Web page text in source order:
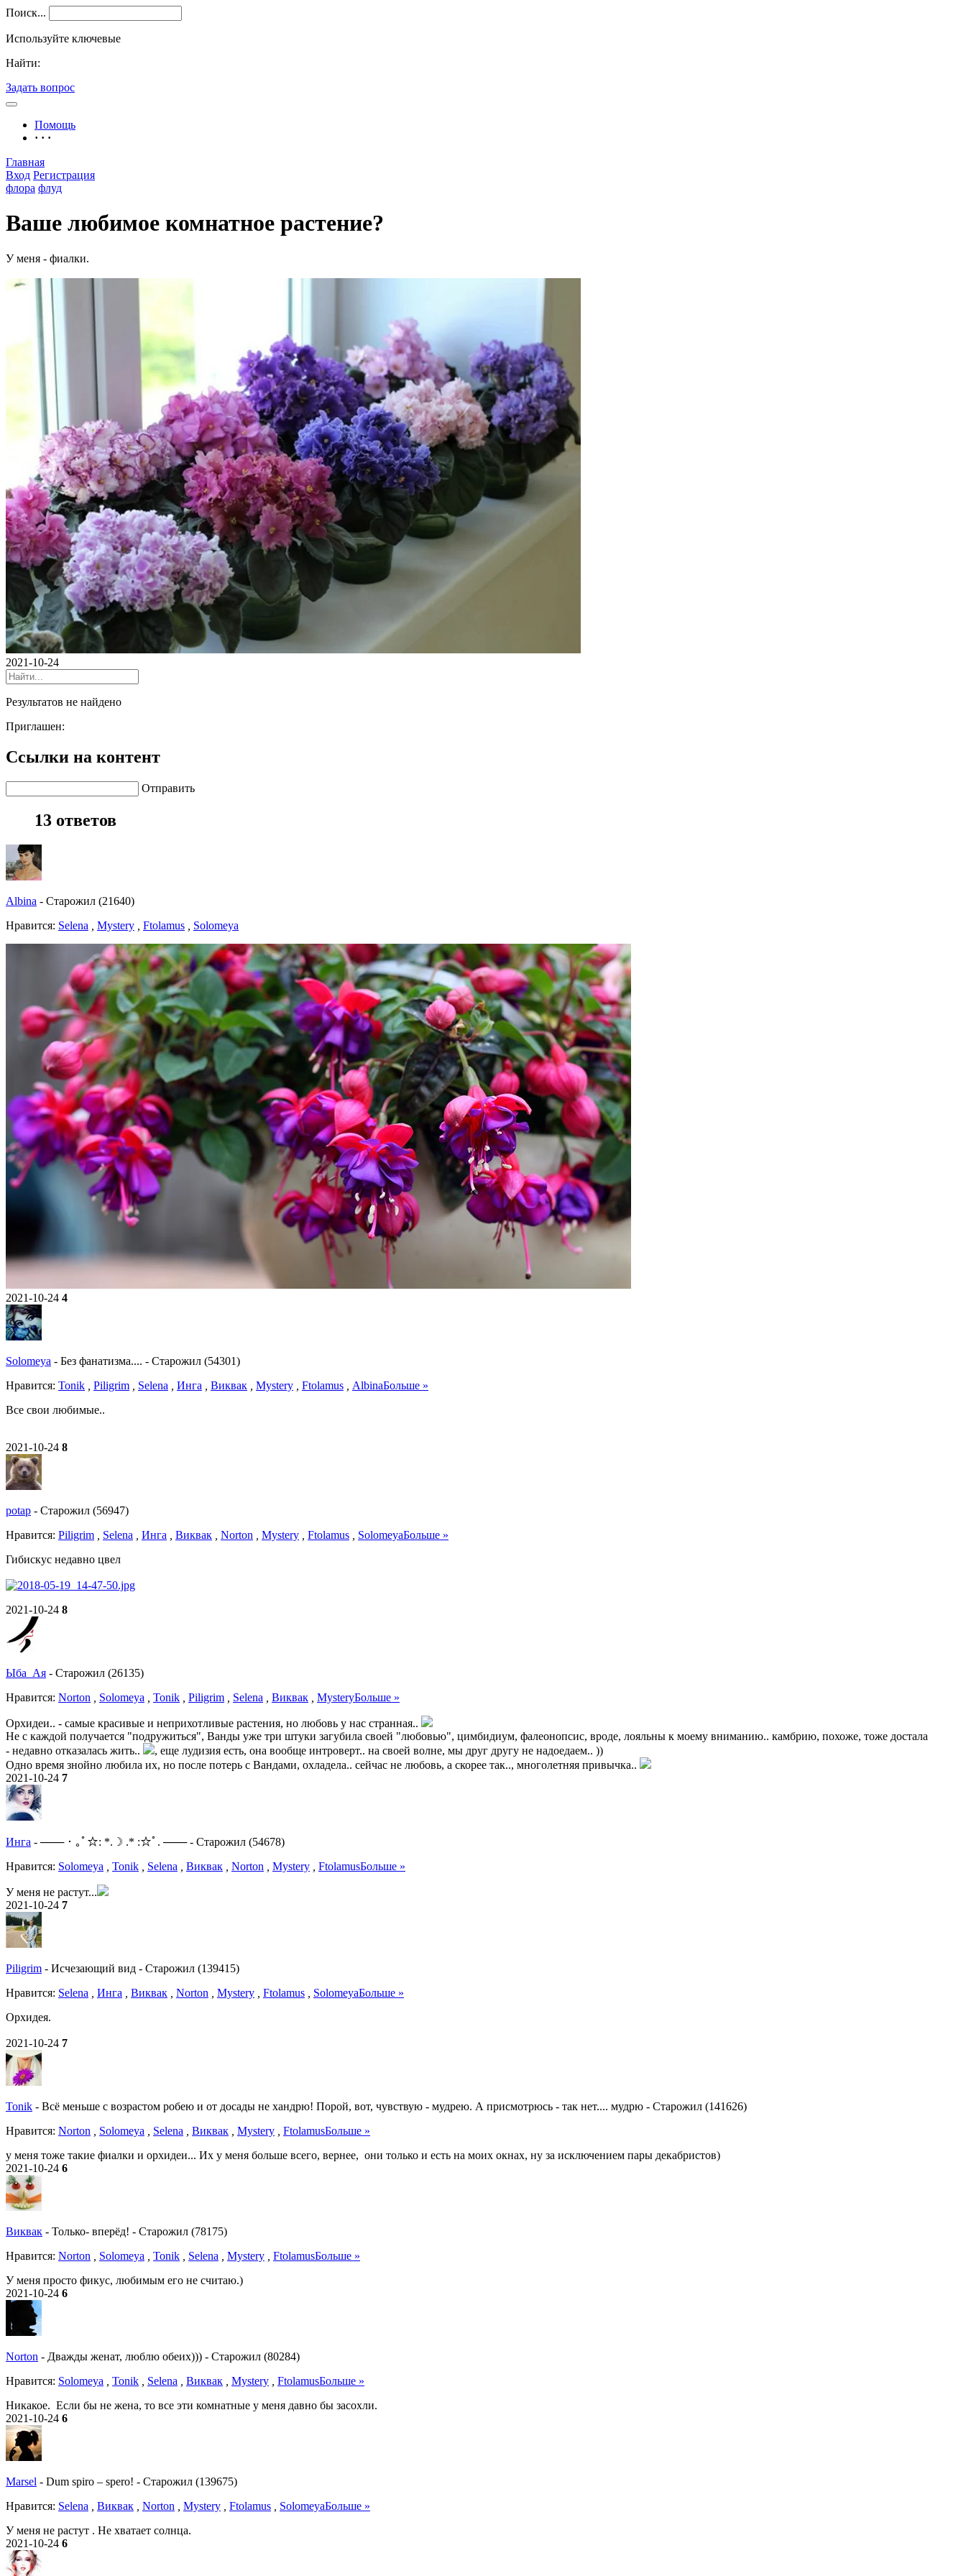
Поиск...
Используйте ключевые
Найти:
Задать вопрос
Помощь
· · ·
Главная
Вход Регистрация
флора флуд
Ваше любимое комнатное растение?
У меня - фиалки.
2021-10-24
Результатов не найдено
Приглашен:
Ссылки на контент
Отправить
13 ответов
Albina - Старожил (21640)
Нравитcя: Selena Mystery Ftolamus Solomeya
2021-10-24 4
Solomeya - Без фанатизма.... - Старожил (54301)
Нравитcя: Tonik Piligrim Selena Инга Виквак Mystery Ftolamus AlbinaБольше »
Все свои любимые..
2021-10-24 8
potap - Старожил (56947)
Нравитcя: Piligrim Selena Инга Виквак Norton Mystery Ftolamus SolomeyaБольше »
Гибискус недавно цвел
2021-10-24 8
Ыба_Ая - Старожил (26135)
Нравитcя: Norton Solomeya Tonik Piligrim Selena Виквак MysteryБольше »
Орхидеи.. - самые красивые и неприхотливые растения, но любовь у нас странная..
Не с каждой получается "подружиться", Ванды уже три штуки загубила своей "любовью", цимбидиум, фалеонопсис, вроде, лояльны к моему вниманию.. камбрию, похоже, тоже достала
- недавно отказалась жить..
, еще лудизия есть, она вообще интроверт.. на своей волне, мы друг другу не надоедаем.. ))
Одно время знойно любила их, но после потерь с Вандами, охладела.. сейчас не любовь, а скорее так.., многолетняя привычка..
2021-10-24 7
Инга - ─── ･ ｡ﾟ☆: *.☽ .* :☆ﾟ. ─── - Старожил (54678)
Нравитcя: Solomeya Tonik Selena Виквак Norton Mystery FtolamusБольше »
У меня не растут...
2021-10-24 7
Piligrim - Исчезающий вид - Старожил (139415)
Нравитcя: Selena Инга Виквак Norton Mystery Ftolamus SolomeyaБольше »
Орхидея.
2021-10-24 7
Tonik - Всё меньше с возрастом робею и от досады не хандрю! Порой, вот, чувствую - мудрею. А присмотрюсь - так нет.... мудрю - Старожил (141626)
Нравитcя: Norton Solomeya Selena Виквак Mystery FtolamusБольше »
у меня тоже такие фиалки и орхидеи... Их у меня больше всего, вернее, они только и есть на моих окнах, ну за исключением пары декабристов)
2021-10-24 6
Виквак - Только- вперёд! - Старожил (78175)
Нравитcя: Norton Solomeya Tonik Selena Mystery FtolamusБольше »
У меня просто фикус, любимым его не считаю.)
2021-10-24 6
Norton - Дважды женат, люблю обеих))) - Старожил (80284)
Нравитcя: Solomeya Tonik Selena Виквак Mystery FtolamusБольше »
Никакое. Если бы не жена, то все эти комнатные у меня давно бы засохли.
2021-10-24 6
Marsel - Dum spiro – spero! - Старожил (139675)
Нравитcя: Selena Виквак Norton Mystery Ftolamus SolomeyaБольше »
У меня не растут . Не хватает солнца.
2021-10-24 6